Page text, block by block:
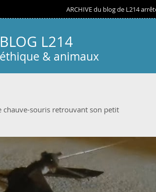
ARCHIVE du blog de L214
BLOG L214
éthique & animaux
chauve-souris retrouvant son petit